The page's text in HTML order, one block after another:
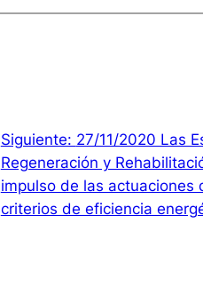
Siguiente: 27/11/2020 Las
Regeneración y
impulso de las actuaciones
criterios de eficiencia